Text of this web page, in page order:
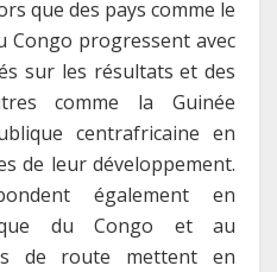
que des pays comme le
Congo progressent avec
sur les résultats et des
comme la Guinée
centrafricaine en
de leur développement.
également en
du Congo et au
de route mettent en